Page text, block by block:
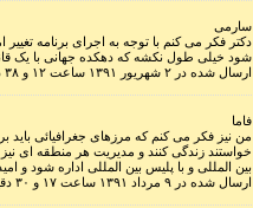
سارمی
دکتر فکر می کنم با توجه به اجرای برنامه
شود خیلی طول نکشه که دهکده جهانی با یک
ارسال شده در ۲ شهريور ۱۳۹۱ ساعت ۱۲ و ۳۸ دقیقه
فاما
من نیز فکر می کنم که مرزهای جغرافیائی باید
خواستند زندگی کنند و مدیریت هر منطقه ای
بین المللی و با پلیس بین المللی اداره شود و
ارسال شده در ۹ مرداد ۱۳۹۱ ساعت ۱۷ و ۳۰ دقیقه